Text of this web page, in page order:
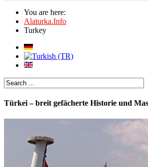
You are here:
Alaturka.Info
Turkey
Türkei – breit gefächerte Historie und